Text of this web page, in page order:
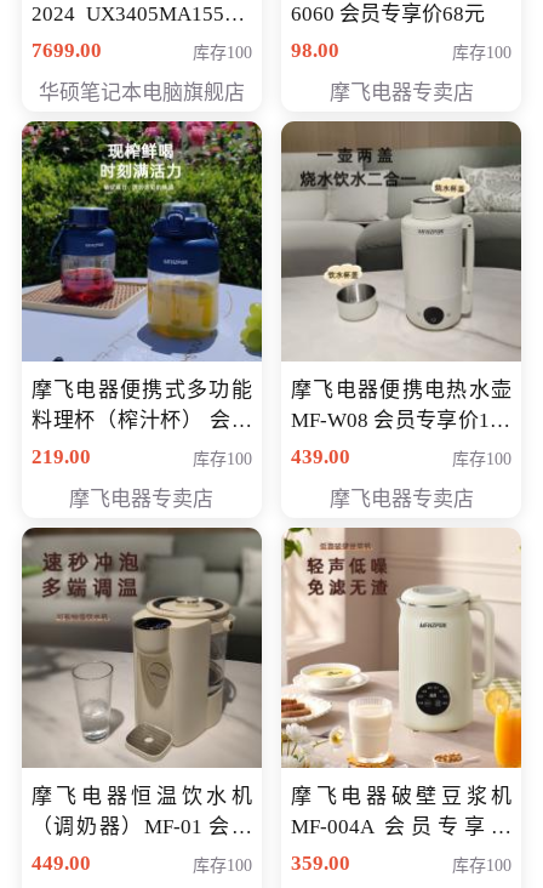
2024 UX3405MA155夜
空蓝 oled 智慧轻薄本 会
7699.00 库存100
华硕笔记本电脑旗舰店
6060 会员专享价68元
98.00
库存100
摩飞电器专卖店
摩飞电器便携式多功能
料理杯（榨汁杯） 会员
专享价118元
219.00 库存100
摩飞电器专卖店
摩飞电器便携电热水壶
MF-W08 会员专享价198
元
439.00 库存100
摩飞电器专卖店
摩飞电器恒温饮水机
（调奶器）MF-01 会员
专享价366元
449.00 库存100
摩飞电器破壁豆浆机
MF-004A 会员专享价
168元
359.00 库存100